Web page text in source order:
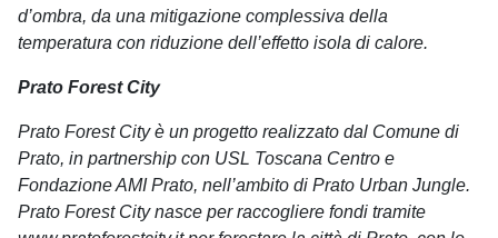
d’ombra, da una mitigazione complessiva della
temperatura con riduzione dell’effetto isola di calore.
Prato Forest City
Prato Forest City è un progetto realizzato dal Comune di
Prato, in partnership con USL Toscana Centro e
Fondazione AMI Prato, nell’ambito di Prato Urban Jungle.
Prato Forest City nasce per raccogliere fondi tramite